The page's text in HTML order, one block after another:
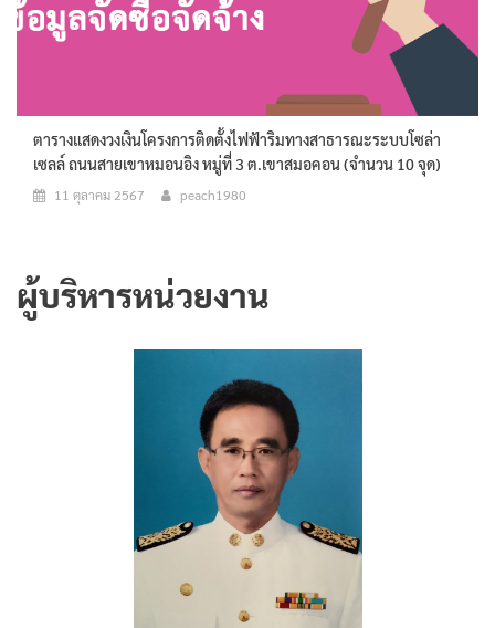
ตารางแสดงวงเงินโครงการติดตั้งไฟฟ้าริมทางสาธารณะระบบโซล่า
เซลล์ ถนนสายเขาหมอนอิง หมู่ที่ 3 ต.เขาสมอคอน (จำนวน 10 จุด)
11 ตุลาคม 2567 peach1980
ผู้บริหารหน่วยงาน